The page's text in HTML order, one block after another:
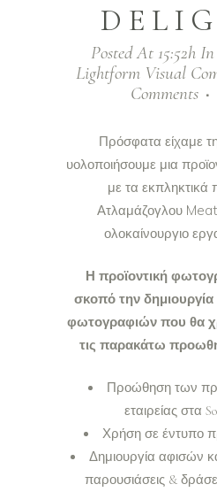
Posted At 15:52h In
Lightform Visual
Comments
Πρόσφατα είχαμε
υολοποιήσουμε μια
με τα εκπληκτικά
Ατλαμάζογλου
ολοκαίνουργιο
Η προϊοντική
σκοπό την δημιουργία
φωτογραφιών που θα
τις παρακάτω
Προώθηση των
εταιρείας στα
Χρήση σε έντυπο
Δημιουργία αφισών
παρουσιάσεις &